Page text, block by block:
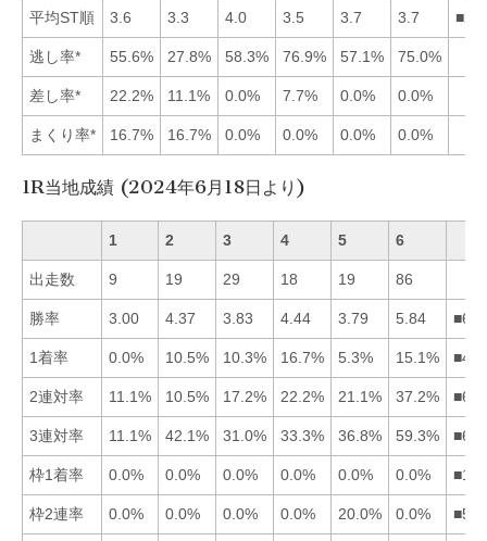
平均ST順 3.6 3.3 4.0 3.5 3.7 3.7
逃し率* 55.6% 27.8% 58.3% 76.9% 57.1% 75.0%
差し率* 22.2% 11.1% 0.0% 7.7% 0.0% 0.0%
まくり率* 16.7% 16.7% 0.0% 0.0% 0.0% 0.0%
1R当地成績 (2024年6月18日より)
1 2 3 4 5 6
出走数 9 19 29 18 19 86
勝率 3.00 4.37 3.83 4.44 3.79 5.84
1着率 0.0% 10.5% 10.3% 16.7% 5.3% 15.1%
2連対率 11.1% 10.5% 17.2% 22.2% 21.1% 37.2%
3連対率 11.1% 42.1% 31.0% 33.3% 36.8% 59.3%
枠1着率 0.0% 0.0% 0.0% 0.0% 0.0% 0.0%
枠2連率 0.0% 0.0% 0.0% 0.0% 20.0% 0.0%